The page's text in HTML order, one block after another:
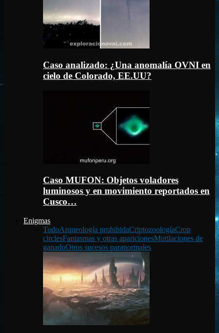
Caso analizado: ¿Una anomalía OVNI en
cielo de Colorado, EE.UU?
Caso MUFON: Objetos voladores
luminosos y en movimiento reportados en
Cusco…
Enigmas
TodoArqueología prohibidaCriptozoologíaCrop
circlesFantasmas y otras aparicionesMutilaciones de
ganadoOtros sucesos paranormales